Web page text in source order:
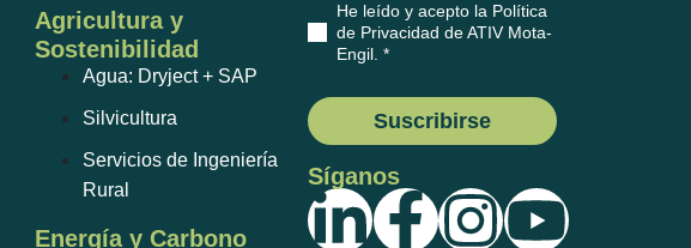
Agricultura y
Sostenibilidad
Agua: Dryject + SAP
Silvicultura
Servicios de Ingeniería
Rural
Energía y Carbono
He leído y acepto la Política
de Privacidad de ATIV Mota-
Engil. *
Suscribirse
Síganos